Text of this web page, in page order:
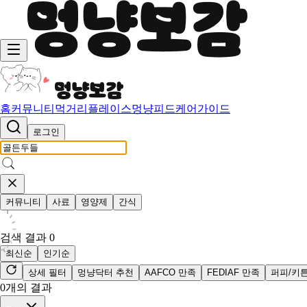
홈커뮤니티 먹거리 플레이스멍냥피드케어가이드
로그인
커뮤니티 사료 영양제 간식
검색 결과 0
최신순
인기순
상세 필터
멍냥닥터 추천 AAFCO 만족 FEDIAF 만족 퍼피/키
0개의 결과